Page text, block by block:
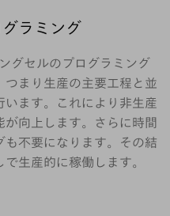
ラミング
グセルのプログラミング
まり生産の主要工程と並
ます。これにより非生産
向上します。さらに時間
不要になります。その結
生産的に稼働します。